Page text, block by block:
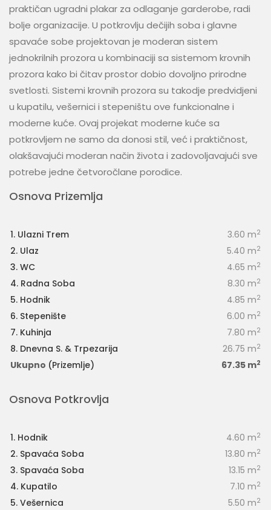
praktičan ugradni plakar za odlaganje garderobe, radi
bolje organizacije. U potkrovlju dečijih soba i glavne
spavaće sobe projektovan je moderan sistem
jednokrilnih prozora u kombinaciji sa sistemom krovnih
prozora kako bi čitav prostor dobio dovoljno prirodne
svetlosti. Sistemi krovnih prozora su takodje predvidjeni
u kupatilu, vešernici i stepeništu ove funkcionalne i
moderne kuće. Ovaj projekat moderne kuće sa
potkrovljem ne samo da donosi stil, već i praktičnost,
olakšavajući moderan način života i zadovoljavajući sve
potrebe jedne četvoročlane porodice.
Osnova Prizemlja
1. Ulazni Trem 3.60 m2
2. Ulaz 5.40 m2
3. WC 4.65 m2
4. Radna Soba 8.30 m2
5. Hodnik 4.85 m2
6. Stepenište 6.00 m2
7. Kuhinja 7.80 m2
8. Dnevna S. & Trpezarija 26.75 m2
Ukupno (Prizemlje) 67.35 m2
Osnova Potkrovlja
1. Hodnik 4.60 m2
2. Spavaća Soba 13.80 m2
3. Spavaća Soba 13.15 m2
4. Kupatilo 7.10 m2
5. Vešernica 5.50 m2